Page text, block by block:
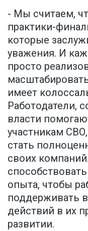
- Мы считаем,
практики-
которые
уважения. И
просто
имеет
Работодатели,
власти
участникам
стать
своих
опыта, чтобы
поддерживать
действий в их
развитии.